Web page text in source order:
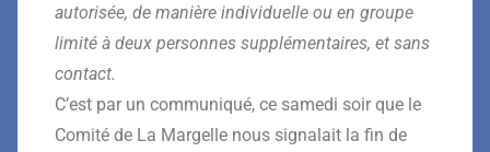
autorisée, de manière individuelle ou en groupe
limité à deux personnes supplémentaires, et sans
contact.
C’est par un communiqué, ce samedi soir que le
Comité de La Margelle nous signalait la fin de